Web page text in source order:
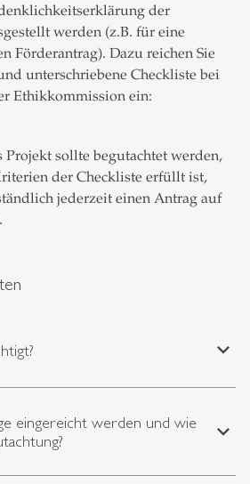
der
werden (z.B. für eine
Förderantrag). Dazu reichen Sie
unterschriebene Checkliste bei
Ethikkommission ein:
Projekt sollte begutachtet werden,
der Checkliste erfüllt ist,
jederzeit einen Antrag auf
expand_less
eingereicht werden und wie
expand_less